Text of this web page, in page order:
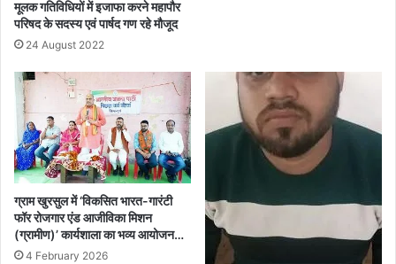
मूलक गतिविधियों में इजाफा करने महापौर
परिषद के सदस्य एवं पार्षद गण रहे मौजूद
24 August 2022
ग्राम खुरसुल में ‘विकसित भारत-गारंटी
फॉर रोजगार एंड आजीविका मिशन
(ग्रामीण)’ कार्यशाला का भव्य आयोजन…
4 February 2026